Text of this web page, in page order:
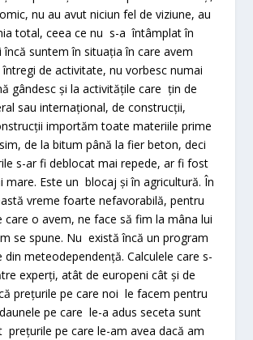
nu au avut niciun fel de viziune, au
total, ceea ce nu s-a întâmplat în
încă suntem în situația în care avem
de activitate, nu vorbesc numai
gândesc și la activitățile care țin de
sau internațional, de construcții,
importăm toate materiile prime
de la bitum până la fier beton, deci
s-ar fi deblocat mai repede, ar fi fost
mare. Este un blocaj și în agricultură. În
vreme foarte nefavorabilă, pentru
care o avem, ne face să fim la mâna lui
se spune. Nu există încă un program
din meteodependență. Calculele care s-
experți, atât de europeni cât și de
prețurile pe care noi le facem pentru
pe care le-a adus seceta sunt
prețurile pe care le-am avea dacă am